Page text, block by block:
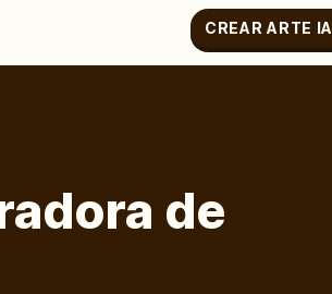
CREAR ARTE IA
de